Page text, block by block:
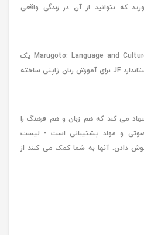
که بتوانید از آن در زندگی واقعی
Marugoto: Language and Culture Japanese Intermediate B1 یک
کتاب درسی است که بر اساس استاندارد JF برای آموزش زبان ژاپنی ساخته
می کند که هم زبان و هم فرهنگ را
صوتی و مواد پشتیبانی است - لیست
دادن. آنها به شما کمک می کنند از